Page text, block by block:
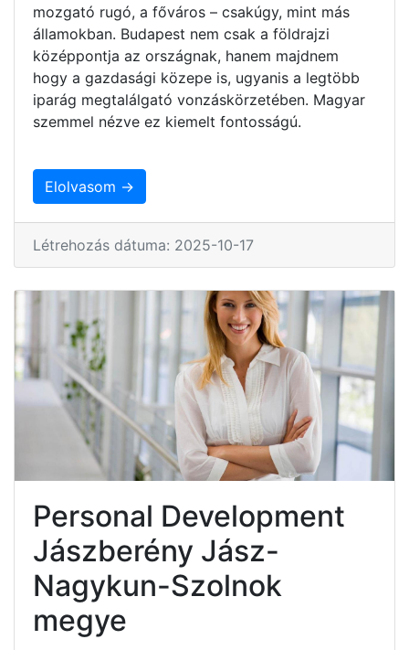
mozgató rugó, a főváros – csakúgy, mint más
államokban. Budapest nem csak a földrajzi
középpontja az országnak, hanem majdnem
hogy a gazdasági közepe is, ugyanis a legtöbb
iparág megtalálgató vonzáskörzetében. Magyar
szemmel nézve ez kiemelt fontosságú.
Elolvasom →
Létrehozás dátuma: 2025-10-17
Personal Development
Jászberény Jász-
Nagykun-Szolnok
megye